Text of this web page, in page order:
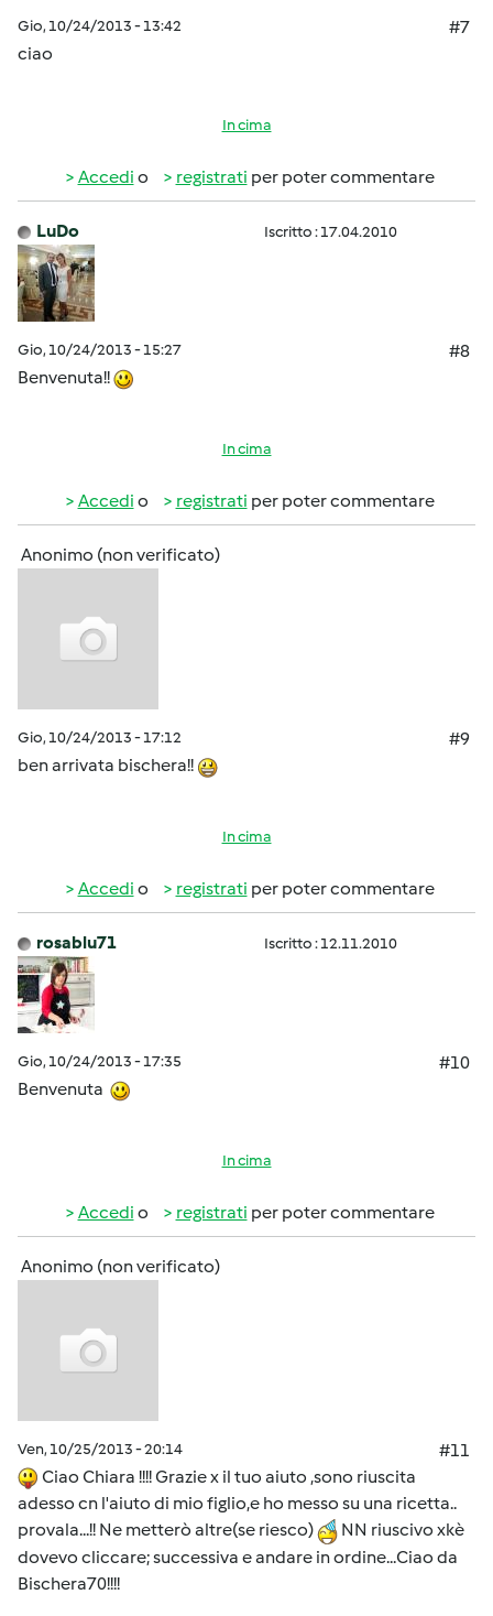
Gio, 10/24/2013 - 13:42
#7
ciao
In cima
Accedi o registrati per poter commentare
LuDo Iscritto : 17.04.2010
Gio, 10/24/2013 - 15:27
#8
Benvenuta!!
In cima
Accedi o registrati per poter commentare
Anonimo (non verificato)
Gio, 10/24/2013 - 17:12
#9
ben arrivata bischera!!
In cima
Accedi o registrati per poter commentare
rosablu71 Iscritto : 12.11.2010
Gio, 10/24/2013 - 17:35
#10
Benvenuta
In cima
Accedi o registrati per poter commentare
Anonimo (non verificato)
Ven, 10/25/2013 - 20:14
#11
Ciao Chiara !!!! Grazie x il tuo aiuto ,sono riuscita
adesso cn l'aiuto di mio figlio,e ho messo su una ricetta..
provala...!! Ne metterò altre(se riesco)
NN riuscivo xkè
dovevo cliccare; successiva e andare in ordine...Ciao da
Bischera70!!!!